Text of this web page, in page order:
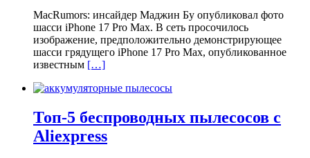
MacRumors: инсайдер Маджин Бу опубликовал фото
шасси iPhone 17 Pro Max. В сеть просочилось
изображение, предположительно демонстрирующее
шасси грядущего iPhone 17 Pro Max, опубликованное
известным […]
Топ-5 беспроводных пылесосов с
Aliexpress